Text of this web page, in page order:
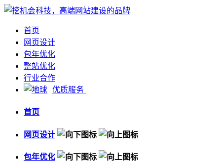
首页
网页设计
包年优化
整站优化
行业合作
优质服务
首页
网页设计
包年优化